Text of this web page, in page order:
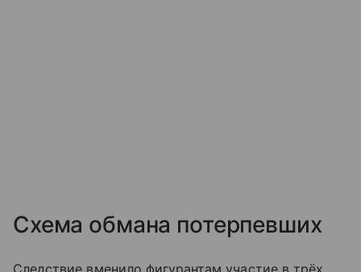
Схема обмана потерпевших
Следствие вменило фигурантам участие в трёх